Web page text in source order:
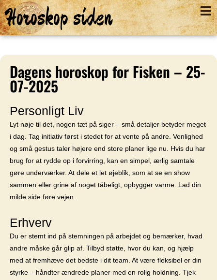
Horoskop siden
Dagens horoskop for Fisken – 25-
07-2025
Personligt Liv
Lyt nøje til det, nogen tæt på siger – små detaljer betyder meget
i dag. Tag initiativ først i stedet for at vente på andre. Venlighed
og små gestus taler højere end store planer lige nu. Hvis du har
brug for at rydde op i forvirring, kan en simpel, ærlig samtale
gøre underværker. At dele et let øjeblik, som at se en show
sammen eller grine af noget tåbeligt, opbygger varme. Lad din
milde side føre vejen.
Erhverv
Du er stemt ind på stemningen på arbejdet og bemærker, hvad
andre måske går glip af. Tilbyd støtte, hvor du kan, og hjælp
med at fremhæve det bedste i dit team. At være fleksibel er din
styrke – håndter ændrede planer med en rolig holdning. Tjek